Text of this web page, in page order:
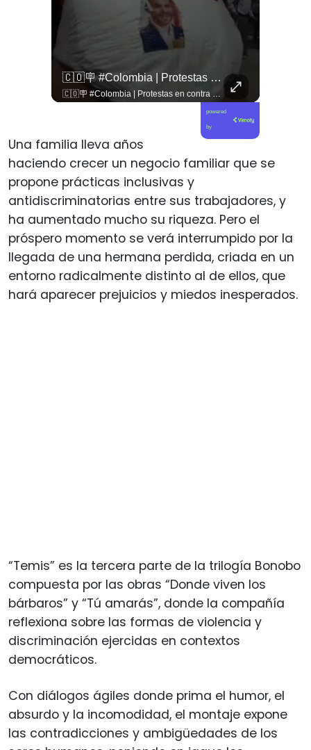
🇨🇴🪧 #Colombia | Protestas En Contra De La Toma De Posesión De Abelardo Son Lideradas Por Iván Cepeda
🇨🇴🪧 #Colombia | Protestas en contra de la toma de posesión de Abelardo son lideradas por Iván Cepeda
powered
by
Una familia lleva años
haciendo crecer un negocio familiar que se
propone prácticas inclusivas y
antidiscriminatorias entre sus trabajadores, y
ha aumentado mucho su riqueza. Pero el
próspero momento se verá interrumpido por la
llegada de una hermana perdida, criada en un
entorno radicalmente distinto al de ellos, que
hará aparecer prejuicios y miedos inesperados.
“Temis” es la tercera parte de la trilogía Bonobo
compuesta por las obras “Donde viven los
bárbaros” y “Tú amarás”, donde la compañía
reflexiona sobre las formas de violencia y
discriminación ejercidas en contextos
democráticos.
Con diálogos ágiles donde prima el humor, el
absurdo y la incomodidad, el montaje expone
las contradicciones y ambigüedades de los